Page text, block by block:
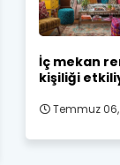
İç mekan
kişiliği
Temmuz